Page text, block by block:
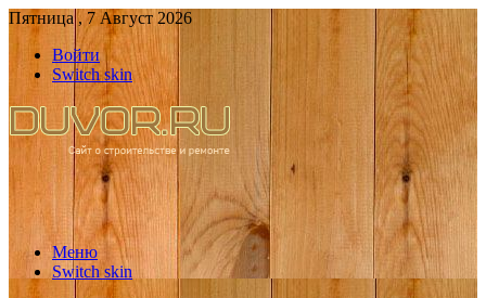
Пятница , 7 Август 2026
Войти
Switch skin
Меню
Switch skin